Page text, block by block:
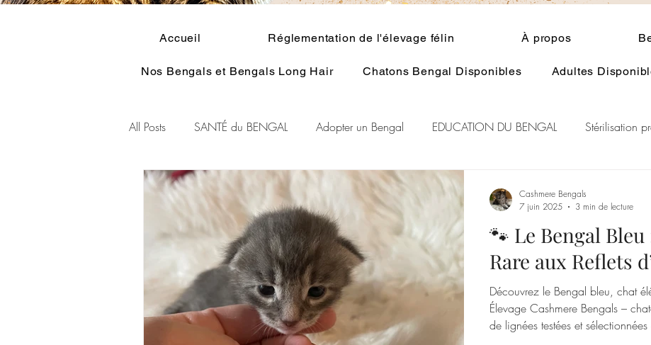
Accueil Réglementation de l'élevage félin À propos
Nos Bengals et Bengals Long Hair Chatons Bengal Disponibles Adultes
All Posts SANTÉ du BENGAL Adopter un Bengal EDUCATION DU BENGAL Stérilisation
Alimentation du BENGAL Pelage du Bengal BENGAL CASHMERE
Standart du BENGAL Couleur Rare Bengal Chat et spiritualité Généralité ELEVAGE du
Ethologie du Bengal HISTOIRE DU CHAT GENE POIL LONG BENGAL
🐾 Le Bengal
Rare aux Reflets
Découvrez le Bengal bleu, chat
Élevage Cashmere Bengals –
de lignées testées et sélectionnées
Cashmere Bengals
7 juin 2025
3 min de lecture